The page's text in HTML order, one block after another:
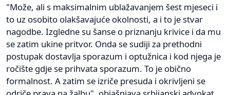
"Može, ali s maksimalnim ublažavanjem šest mjeseci i
to uz osobito olakšavajuće okolnosti, a i to je stvar
nagodbe. Izgledne su šanse o priznanju krivice i da mu
se zatim ukine pritvor. Onda se sudiji za prethodni
postupak dostavlja sporazum i optužnica i kod njega je
ročište gdje se prihvata sporazum. To je obično
formalnost. A zatim se izriče presuda i okrivljeni se